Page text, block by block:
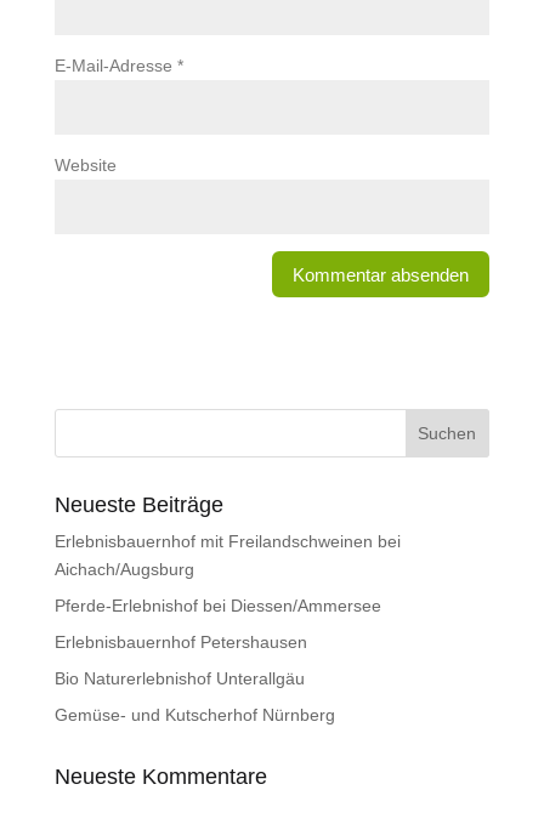
E-Mail-Adresse *
Website
Neueste Beiträge
Erlebnisbauernhof mit Freilandschweinen bei
Aichach/Augsburg
Pferde-Erlebnishof bei Diessen/Ammersee
Erlebnisbauernhof Petershausen
Bio Naturerlebnishof Unterallgäu
Gemüse- und Kutscherhof Nürnberg
Neueste Kommentare